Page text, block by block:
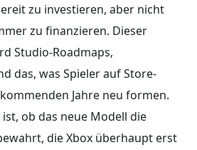
zu investieren, aber nicht
zu finanzieren. Dieser
Studio-Roadmaps,
das, was Spieler auf Store-
Jahre neu formen.
ob das neue Modell die
die Xbox überhaupt erst